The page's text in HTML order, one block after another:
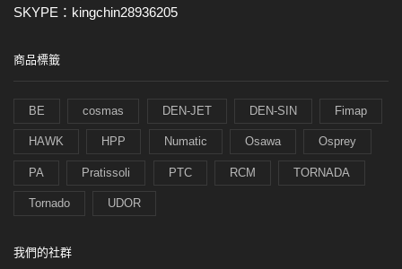
SKYPE：kingchin28936205
商品標籤
BE cosmas DEN-JET DEN-SIN Fimap
HAWK HPP Numatic Osawa Osprey
PA Pratissoli PTC RCM TORNADA
Tornado UDOR
我們的社群